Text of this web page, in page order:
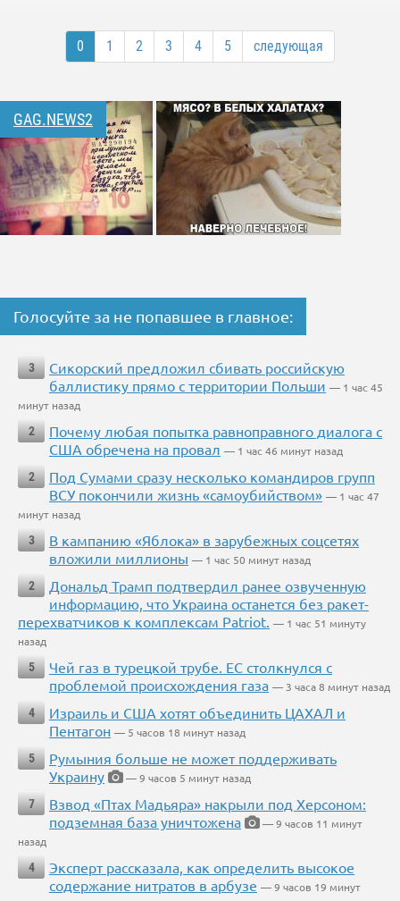
0 1 2 3 4 5 следующая
GAG.NEWS2
Голосуйте за не попавшее в главное:
3
Сикорский предложил сбивать российскую
баллистику прямо с территории Польши — 1 час 45
минут назад
2
Почему любая попытка равноправного диалога с
США обречена на провал — 1 час 46 минут назад
2
Под Сумами сразу несколько командиров групп
ВСУ покончили жизнь «самоубийством» — 1 час 47
минут назад
3
В кампанию «Яблока» в зарубежных соцсетях
вложили миллионы — 1 час 50 минут назад
2
Дональд Трамп подтвердил ранее озвученную
информацию, что Украина останется без ракет-
перехватчиков к комплексам Patriot. — 1 час 51 минуту
назад
5
Чей газ в турецкой трубе. ЕС столкнулся с
проблемой происхождения газа — 3 часа 8 минут назад
4
Израиль и США хотят объединить ЦАХАЛ и
Пентагон — 5 часов 18 минут назад
5
Румыния больше не может поддерживать
Украину
— 9 часов 5 минут назад
7
Взвод «Птах Мадьяра» накрыли под Херсоном:
подземная база уничтожена
— 9 часов 11 минут
назад
4
Эксперт рассказала, как определить высокое
содержание нитратов в арбузе — 9 часов 19 минут